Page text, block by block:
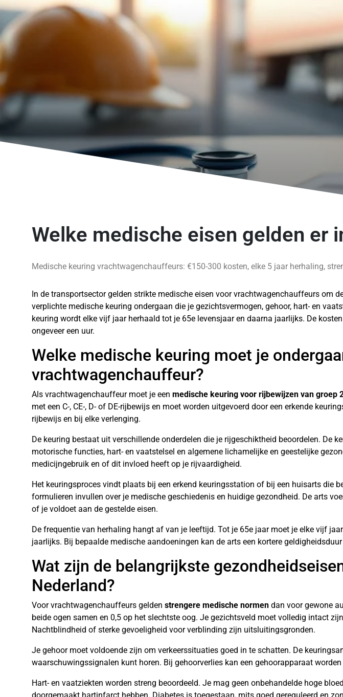
Welke medische eisen gelden er
Medische keuring vrachtwagenchauffeurs: €150-300 kosten, elke 5 jaar herhaling,
In de transportsector gelden strikte medische eisen voor vrachtwagenchauffeurs om
verplichte medische keuring ondergaan die je gezichtsvermogen, gehoor, hart- en
keuring wordt elke vijf jaar herhaald tot je 65e levensjaar en daarna jaarlijks. De
ongeveer een uur.
Welke medische keuring moet je
vrachtwagenchauffeur?
Als vrachtwagenchauffeur moet je een medische keuring voor rijbewijzen van groep
met een C-, CE-, D- of DE-rijbewijs en moet worden uitgevoerd door een erkende
rijbewijs en bij elke verlenging.
De keuring bestaat uit verschillende onderdelen die je rijgeschiktheid beoordelen. De
motorische functies, hart- en vaatstelsel en algemene lichamelijke en geestelijke
medicijngebruik en of dit invloed heeft op je rijvaardigheid.
Het keuringsproces vindt plaats bij een erkend keuringsstation of bij een huisarts die
formulieren invullen over je medische geschiedenis en huidige gezondheid. De arts
of je voldoet aan de gestelde eisen.
De frequentie van herhaling hangt af van je leeftijd. Tot je 65e jaar moet je elke vijf
jaarlijks. Bij bepaalde medische aandoeningen kan de arts een kortere
Wat zijn de belangrijkste
Nederland?
Voor vrachtwagenchauffeurs gelden strengere medische normen dan voor gewone
beide ogen samen en 0,5 op het slechtste oog. Je gezichtsveld moet volledig intact
Nachtblindheid of sterke gevoeligheid voor verblinding zijn uitsluitingsgronden.
Je gehoor moet voldoende zijn om verkeerssituaties goed in te schatten. De
waarschuwingssignalen kunt horen. Bij gehoorverlies kan een gehoorapparaat worden
Hart- en vaatziekten worden streng beoordeeld. Je mag geen onbehandelde hoge